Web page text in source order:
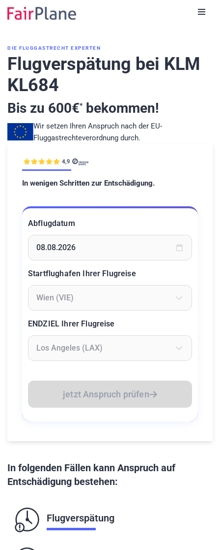
DIE FLUGGASTRECHT EXPERTEN
Flugverspätung bei KLM
KL684
Bis zu 600€*bekommen!
Wir setzen Ihren Anspruch nach der EU-
Fluggastrechteverordnung durch.
In wenigen Schritten zur Entschädigung.
Abflugdatum
Startflughafen Ihrer Flugreise
ENDZIEL Ihrer Flugreise
jetzt Anspruch prüfen
In folgenden Fällen kann Anspruch auf
Entschädigung bestehen:
Flugverspätung